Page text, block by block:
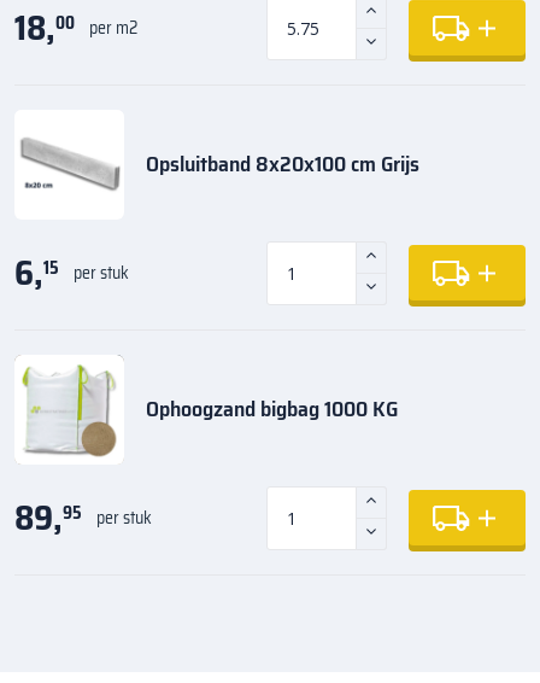
18,00 per m2
Opsluitband 8x20x100 cm Grijs
6,15 per stuk
Ophoogzand bigbag 1000 KG
89,95 per stuk